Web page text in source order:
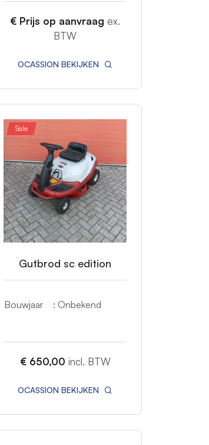
€ Prijs op aanvraag ex.
BTW
OCASSION BEKIJKEN
Sale
Gutbrod sc edition
Bouwjaar : Onbekend
€ 650,00 incl. BTW
OCASSION BEKIJKEN